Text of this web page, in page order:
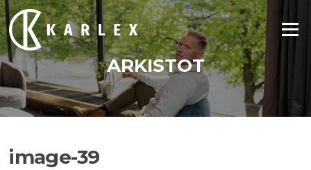
Siirry
suoraan
sisältöön
Valikko
ARKISTOT
image-39